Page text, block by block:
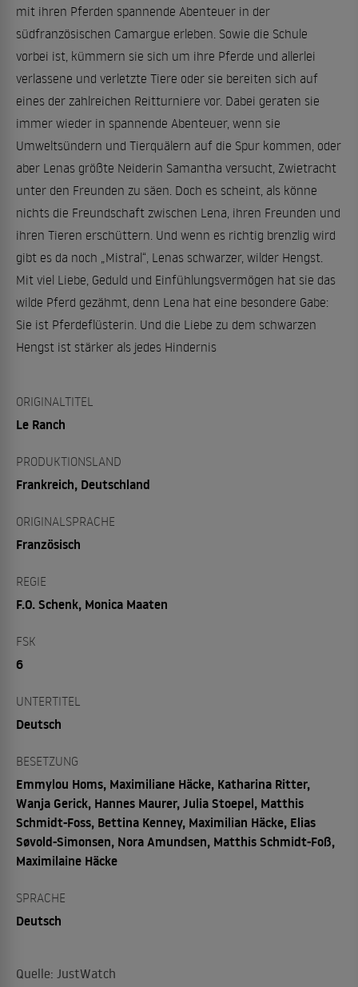
mit ihren Pferden spannende Abenteuer in der
südfranzösischen Camargue erleben. Sowie die Schule
vorbei ist, kümmern sie sich um ihre Pferde und allerlei
verlassene und verletzte Tiere oder sie bereiten sich auf
eines der zahlreichen Reitturniere vor. Dabei geraten sie
immer wieder in spannende Abenteuer, wenn sie
Umweltsündern und Tierquälern auf die Spur kommen, oder
aber Lenas größte Neiderin Samantha versucht, Zwietracht
unter den Freunden zu säen. Doch es scheint, als könne
nichts die Freundschaft zwischen Lena, ihren Freunden und
ihren Tieren erschüttern. Und wenn es richtig brenzlig wird
gibt es da noch „Mistral“, Lenas schwarzer, wilder Hengst.
Mit viel Liebe, Geduld und Einfühlungsvermögen hat sie das
wilde Pferd gezähmt, denn Lena hat eine besondere Gabe:
Sie ist Pferdeflüsterin. Und die Liebe zu dem schwarzen
Hengst ist stärker als jedes Hindernis
ORIGINALTITEL
Le Ranch
PRODUKTIONSLAND
Frankreich, Deutschland
ORIGINALSPRACHE
Französisch
REGIE
F.O. Schenk, Monica Maaten
FSK
6
UNTERTITEL
Deutsch
BESETZUNG
Emmylou Homs, Maximiliane Häcke, Katharina Ritter,
Wanja Gerick, Hannes Maurer, Julia Stoepel, Matthis
Schmidt-Foss, Bettina Kenney, Maximilian Häcke, Elias
Søvold-Simonsen, Nora Amundsen, Matthis Schmidt-Foß,
Maximilaine Häcke
SPRACHE
Deutsch
Quelle: JustWatch